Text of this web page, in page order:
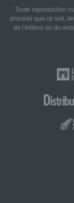
Toute reproduction
procédé que ce soit,
de l'éditeur ou du